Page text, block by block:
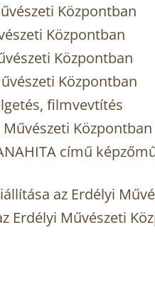
Központban
Központban
Központban
Központban
filmvevtítés
Központban
című
az Erdélyi
Erdélyi Művészeti